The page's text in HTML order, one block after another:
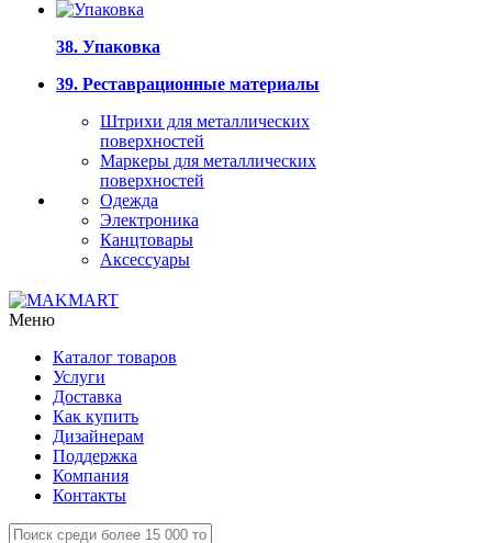
38. Упаковка
39. Реставрационные материалы
Штрихи для металлических
поверхностей
Маркеры для металлических
поверхностей
Одежда
Электроника
Канцтовары
Аксессуары
Меню
Каталог товаров
Услуги
Доставка
Как купить
Дизайнерам
Поддержка
Компания
Контакты